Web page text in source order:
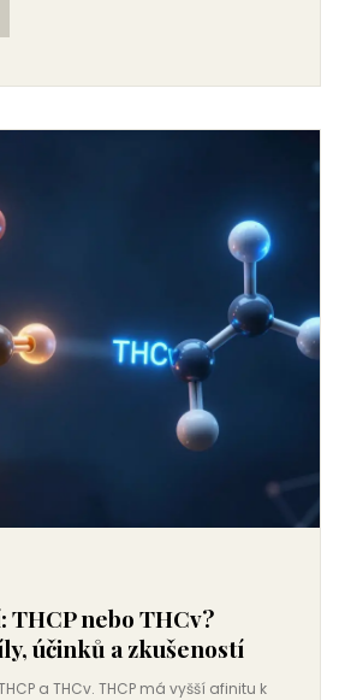
THCP nebo THCv?
účinků a zkušeností
a THCv. THCP má vyšší afinitu k